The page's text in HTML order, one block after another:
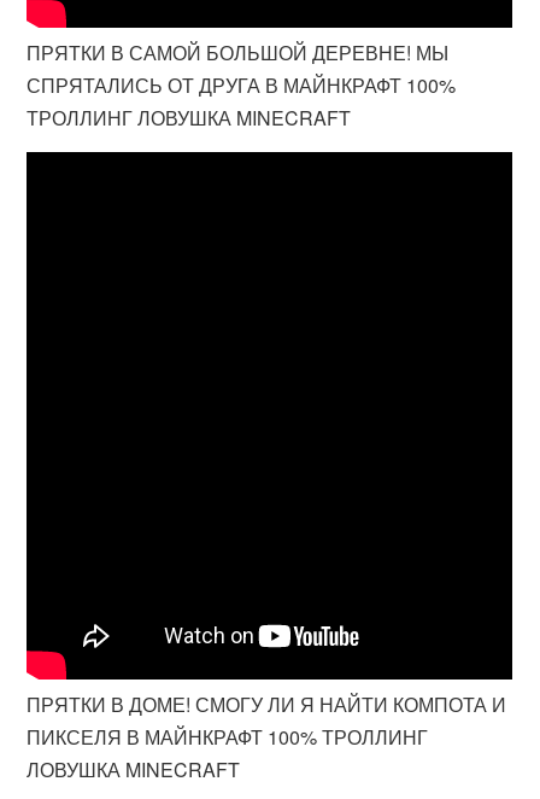
ПРЯТКИ В САМОЙ БОЛЬШОЙ ДЕРЕВНЕ! МЫ
СПРЯТАЛИСЬ ОТ ДРУГА В МАЙНКРАФТ 100%
ТРОЛЛИНГ ЛОВУШКА MINECRAFT
ПРЯТКИ В ДОМЕ! СМОГУ ЛИ Я НАЙТИ КОМПОТА И
ПИКСЕЛЯ В МАЙНКРАФТ 100% ТРОЛЛИНГ
ЛОВУШКА MINECRAFT